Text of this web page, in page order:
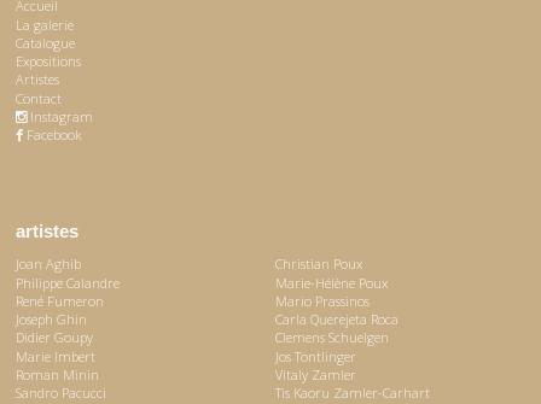
Accueil
La galerie
Catalogue
Expositions
Artistes
Contact
Instagram
Facebook
artistes
Joan Aghib
Philippe Calandre
René Fumeron
Joseph Ghin
Didier Goupy
Marie Imbert
Roman Minin
Sandro Pacucci
Christian Poux
Marie-Hélène Poux
Mario Prassinos
Carla Querejeta Roca
Clemens Schuelgen
Jos Tontlinger
Vitaly Zamler
Tis Kaoru Zamler-Carhart